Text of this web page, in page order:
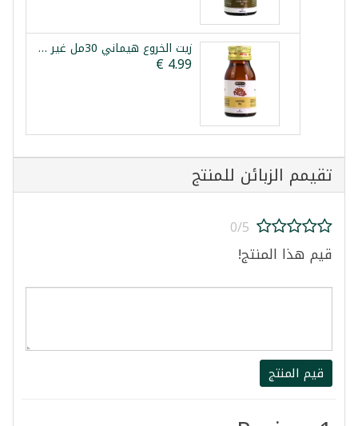
زيت الخروع هيماني 30مل غير صالح للاكل
تقيمم الزبائن للمنتج
0/5
قيم هذا المنتج!
قيم المنتج